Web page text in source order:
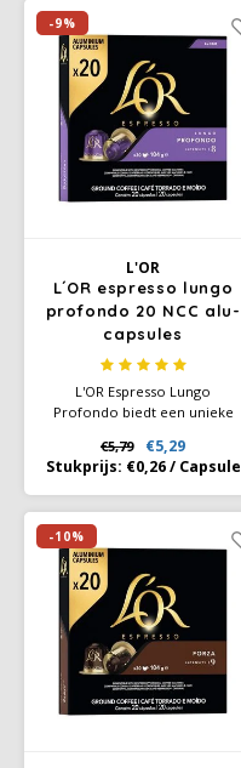
Café intención
Caffè Izzo
Caffè Vergnano
Chicco d'oro
Dallmayr
De Roccis
Douwe Egberts
Melitta
Segafredo
E.S.E. koffiepads (44 mm)
Eduscho
Melitta
Minges
Mövenpick
Soepen
100% Arabica koffie
-9%
L'OR
L´OR espresso lungo
profondo 20 NCC alu-
capsules
L'OR Espresso Lungo
Profondo biedt een unieke
en kruidige aroma’s. De
zorgvuldig geselecteerde
arabicabonen zorgen voor
een verfijnde smaak die elke
koffieliefhebber zal
waarderen.
€5,79
€5,29
Stukprijs: €0,26/ Capsule
-10%